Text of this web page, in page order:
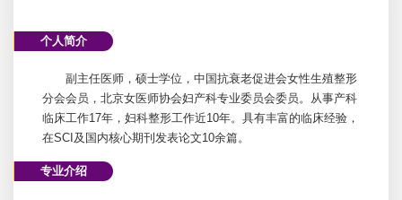
个人简介
副主任医师，硕士学位，中国抗衰老促进会女性生殖整形
分会会员，北京女医师协会妇产科专业委员会委员。从事产科
临床工作17年， 妇科整形工作近10年。具有丰富的临床经验，
在SCI及国内核心期刊发表论文10余篇。
专业介绍